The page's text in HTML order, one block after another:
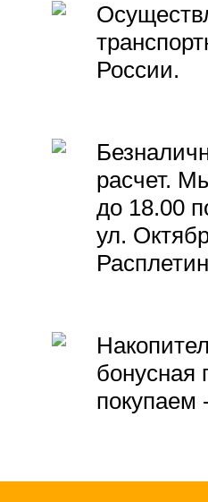
России.
расчет.
до 18.00
ул.
бонусная